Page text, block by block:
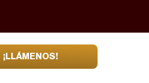
¡LLÁMENOS!